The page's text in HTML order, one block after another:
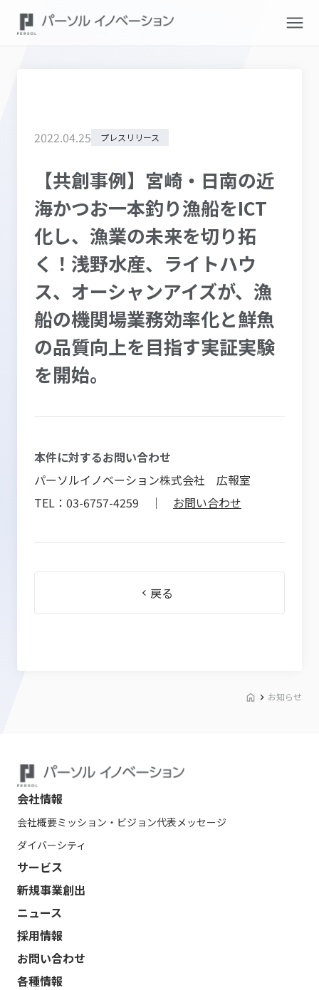
2022.04.25 プレスリリース
【共創事例】宮崎・日南の近
海かつお一本釣り漁船をICT
化し、漁業の未来を切り拓
く！浅野水産、ライトハウ
ス、オーシャンアイズが、漁
船の機関場業務効率化と鮮魚
の品質向上を目指す実証実験
を開始。
本件に対するお問い合わせ
パーソルイノベーション株式会社 広報室
TEL：03-6757-4259 ｜ お問い合わせ
戻る
お知らせ
会社情報
会社概要ミッション・ビジョン代表メッセージ
ダイバーシティ
サービス
新規事業創出
ニュース
採用情報
お問い合わせ
各種情報